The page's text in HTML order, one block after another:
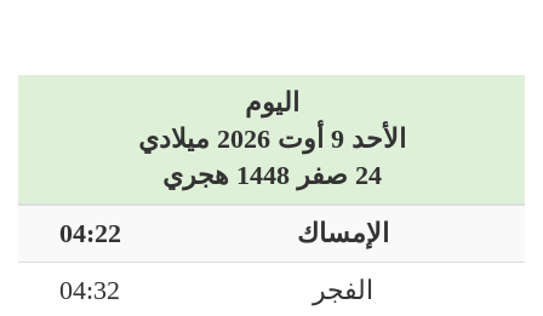
اليوم
الأحد 9 أوت 2026 ميلادي
24 صفر 1448 هجري
الإمساك
04:22
الفجر
04:32